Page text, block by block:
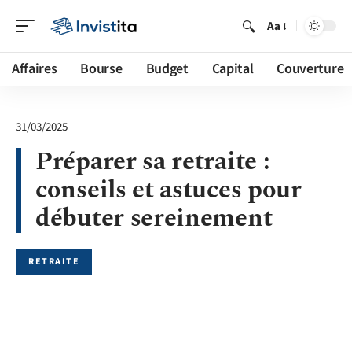
Aa
Affaires Bourse Budget Capital Couverture
31/03/2025
Préparer sa retraite :
conseils et astuces pour
débuter sereinement
RETRAITE